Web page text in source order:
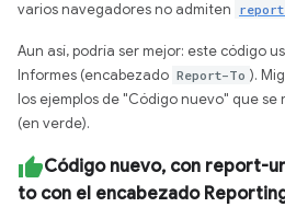
varios navegadores no admiten
Aun así, podría ser mejor: este código
Informes (encabezado Report-To ).
los ejemplos de "Código nuevo" que
(en verde).
Código nuevo, con report-
to con el encabezado